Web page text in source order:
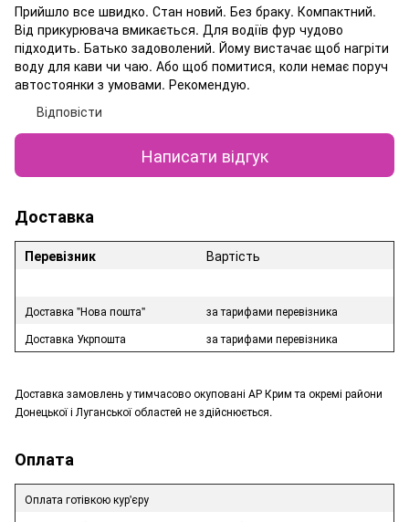
Прийшло все швидко. Стан новий. Без браку. Компактний.
Від прикурювача вмикається. Для водіїв фур чудово
підходить. Батько задоволений. Йому вистачає щоб нагріти
воду для кави чи чаю. Або щоб помитися, коли немає поруч
автостоянки з умовами. Рекомендую.
Відповісти
Написати відгук
Доставка
Перевізник Вартість
Доставка "Нова пошта"
за тарифами перевізника
Доставка Укрпошта
за тарифами перевізника
Доставка замовлень у тимчасово окуповані АР Крим та окремі райони
Донецької і Луганської областей не здійснюється.
Оплата
Оплата готівкою кур'єру